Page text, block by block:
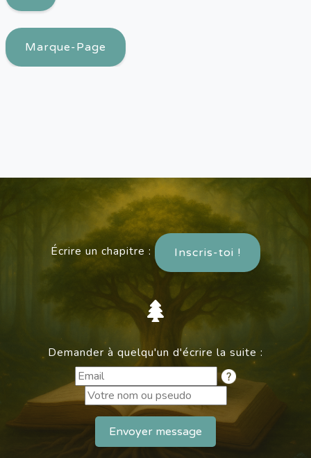
Marque-Page
Écrire un chapitre : Inscris-toi !
Demander à quelqu'un d'écrire la suite :
Envoyer message